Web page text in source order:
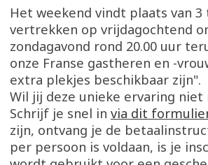
Het weekend vindt plaats van 3
vertrekken op vrijdagochtend
zondagavond rond 20.00 uur
onze Franse gastheren en -
extra plekjes beschikbaar zijn".
Wil jij deze unieke ervaring niet
Schrijf je snel in via dit
zijn, ontvang je de
per persoon is voldaan, is je